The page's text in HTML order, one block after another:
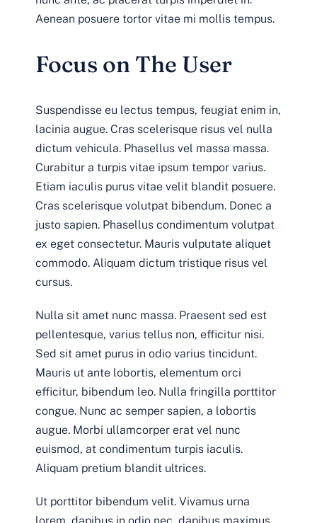
Aenean posuere tortor vitae mi mollis tempus.
Focus on The User
Suspendisse eu lectus tempus, feugiat enim in,
lacinia augue. Cras scelerisque risus vel nulla
dictum vehicula. Phasellus vel massa massa.
Curabitur a turpis vitae ipsum tempor varius.
Etiam iaculis purus vitae velit blandit posuere.
Cras scelerisque volutpat bibendum. Donec a
justo sapien. Phasellus condimentum volutpat
ex eget consectetur. Mauris vulputate aliquet
commodo. Aliquam dictum tristique risus vel
cursus.
Nulla sit amet nunc massa. Praesent sed est
pellentesque, varius tellus non, efficitur nisi.
Sed sit amet purus in odio varius tincidunt.
Mauris ut ante lobortis, elementum orci
efficitur, bibendum leo. Nulla fringilla porttitor
congue. Nunc ac semper sapien, a lobortis
augue. Morbi ullamcorper erat vel nunc
euismod, at condimentum turpis iaculis.
Aliquam pretium blandit ultrices.
Ut porttitor bibendum velit. Vivamus urna